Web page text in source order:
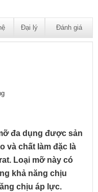
Đại lý Đánh giá
đa dụng được sản
và chất làm đặc là
Loại mỡ này có
khả năng chịu
chịu áp lực.